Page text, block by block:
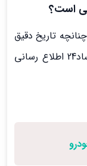
است؟
تاریخ دقیق
قرعه کشی اعلام گردد از طریق اپلییکشن ساد24 اطلاع رسانی